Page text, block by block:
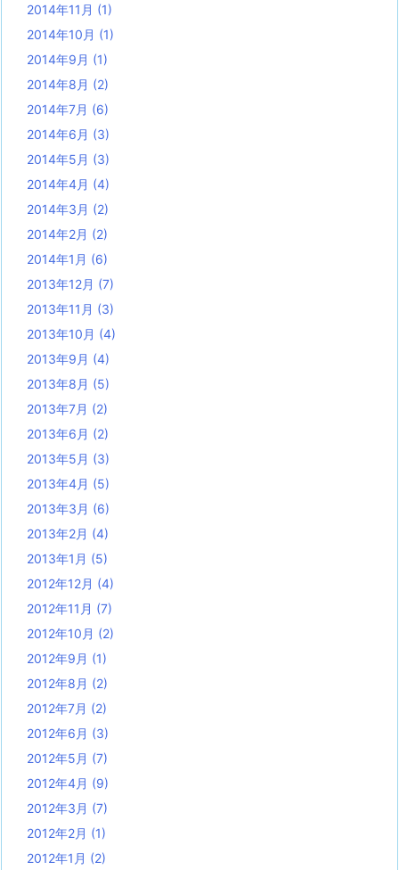
2014年11月 (1)
2014年10月 (1)
2014年9月 (1)
2014年8月 (2)
2014年7月 (6)
2014年6月 (3)
2014年5月 (3)
2014年4月 (4)
2014年3月 (2)
2014年2月 (2)
2014年1月 (6)
2013年12月 (7)
2013年11月 (3)
2013年10月 (4)
2013年9月 (4)
2013年8月 (5)
2013年7月 (2)
2013年6月 (2)
2013年5月 (3)
2013年4月 (5)
2013年3月 (6)
2013年2月 (4)
2013年1月 (5)
2012年12月 (4)
2012年11月 (7)
2012年10月 (2)
2012年9月 (1)
2012年8月 (2)
2012年7月 (2)
2012年6月 (3)
2012年5月 (7)
2012年4月 (9)
2012年3月 (7)
2012年2月 (1)
2012年1月 (2)